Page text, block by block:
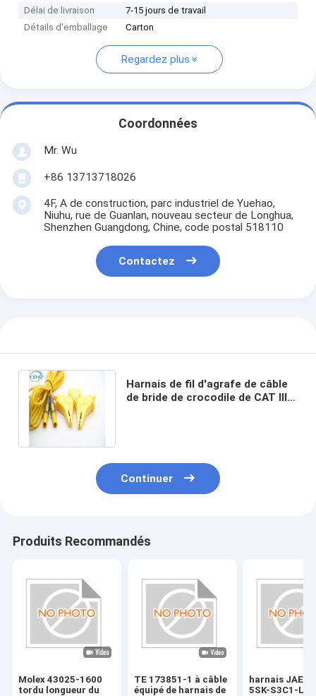
Délai de livraison
7-15 jours de travail
Détails d'emballage
Carton
Regardez plus
Coordonnées
Mr. Wu
+86 13713718026
4F, A de construction, parc industriel de Yuehao,
Niuhu, rue de Guanlan, nouveau secteur de Longhua,
Shenzhen Guangdong, Chine, code postal 518110
Contactez
Harnais de fil d'agrafe de câble
de bride de crocodile de CAT III
Continuer
Produits Recommandés
Molex 43025-1600
tordu longueur du
TE 173851-1 à câble
équipé de harnais de
harnais
5SK-S3C1-LB